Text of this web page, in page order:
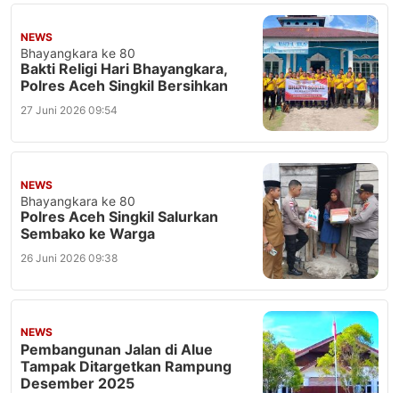
NEWS
Bhayangkara ke 80
Bakti Religi Hari Bhayangkara,
Polres Aceh Singkil Bersihkan
Masjid
27 Juni 2026 09:54
NEWS
Bhayangkara ke 80
Polres Aceh Singkil Salurkan
Sembako ke Warga
26 Juni 2026 09:38
NEWS
Pembangunan Jalan di Alue
Tampak Ditargetkan Rampung
Desember 2025